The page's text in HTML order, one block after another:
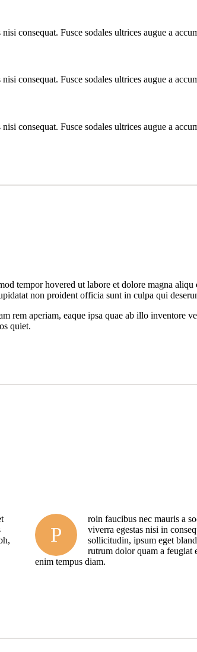
consequat. Fusce sodales ultrices augue a
consequat. Fusce sodales ultrices augue a
consequat. Fusce sodales ultrices augue a
tempor hovered ut labore et dolore magna
non proident officia sunt in culpa qui
rem aperiam, eaque ipsa quae ab illo inventore
quiet.
P
roin faucibus nec mauris a
viverra egestas nisi in
sollicitudin, ipsum eget
rutrum dolor quam a feugiat
enim tempus diam.